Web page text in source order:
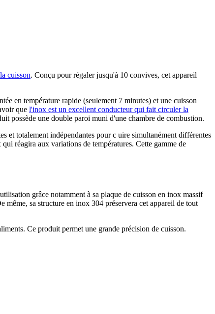
cuisson. Conçu pour régaler jusqu'à 10 convives, cet appareil
en température rapide (seulement 7 minutes) et une cuisson
que l'inox est un excellent conducteur qui fait circuler la
possède une double paroi muni d'une chambre de combustion.
et totalement indépendantes pour c uire simultanément différentes
réagira aux variations de températures. Cette gamme de
grâce notamment à sa plaque de cuisson en inox massif
même, sa structure en inox 304 préservera cet appareil de tout
Ce produit permet une grande précision de cuisson.